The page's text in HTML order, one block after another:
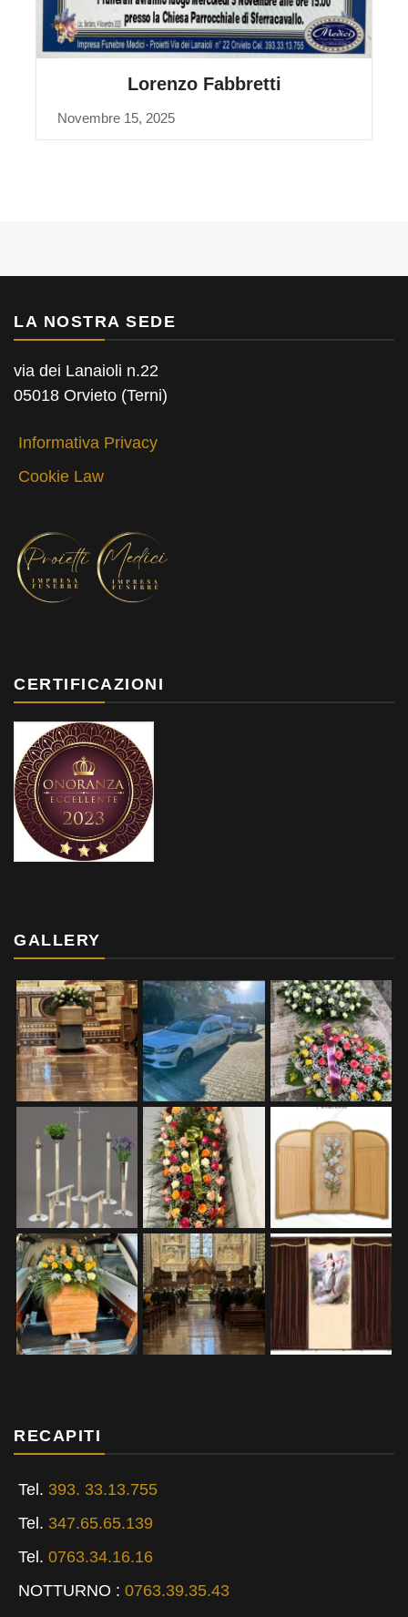
Lorenzo Fabbretti
Novembre 15, 2025
LA NOSTRA SEDE
via dei Lanaioli n.22
05018 Orvieto (Terni)
Informativa Privacy
Cookie Law
CERTIFICAZIONI
GALLERY
RECAPITI
Tel. 393. 33.13.755
Tel. 347.65.65.139
Tel. 0763.34.16.16
NOTTURNO : 0763.39.35.43